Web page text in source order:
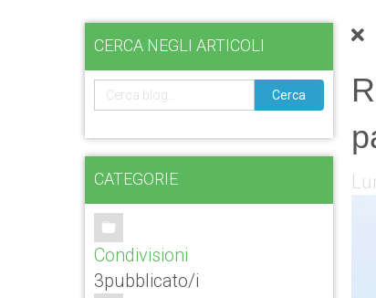
CERCA NEGLI ARTICOLI
Cerca
CATEGORIE
Condivisioni
3pubblicato/i